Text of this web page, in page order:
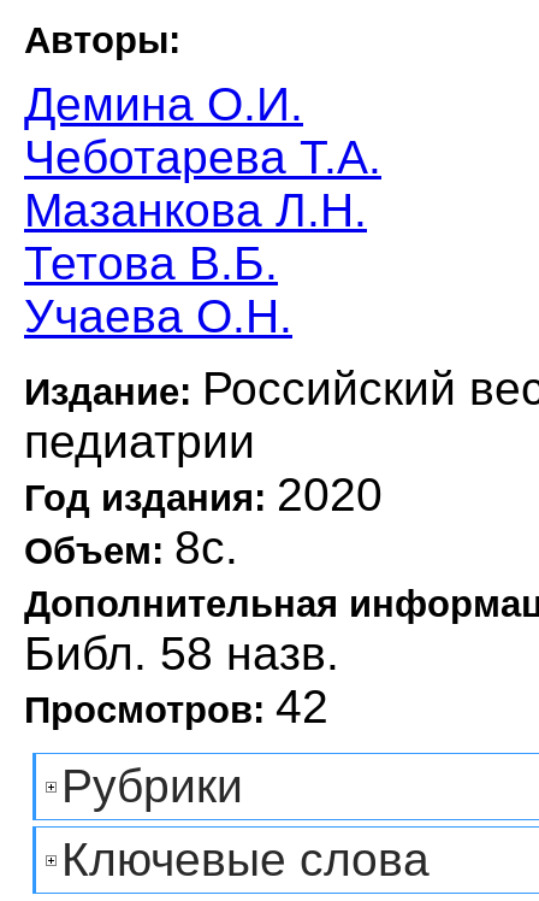
Авторы:
Демина О.И.
Чеботарева Т.А.
Мазанкова Л.Н.
Тетова В.Б.
Учаева О.Н.
Издание: Российский
педиатрии
Год издания: 2020
Объем: 8с.
Дополнительная
Библ. 58 назв.
Просмотров: 42
Рубрики
Ключевые слова